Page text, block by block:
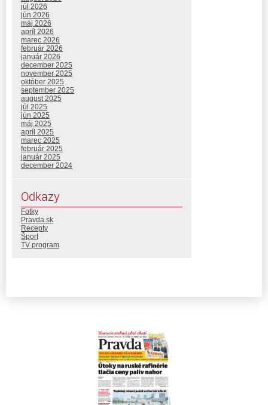
júl 2026
jún 2026
máj 2026
apríl 2026
marec 2026
február 2026
január 2026
december 2025
november 2025
október 2025
september 2025
august 2025
júl 2025
jún 2025
máj 2025
apríl 2025
marec 2025
február 2025
január 2025
december 2024
Odkazy
Fotky
Pravda.sk
Recepty
Šport
TV program